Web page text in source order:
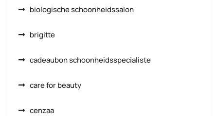
biologische schoonheidssalon
brigitte
cadeaubon schoonheidsspecialiste
care for beauty
cenzaa